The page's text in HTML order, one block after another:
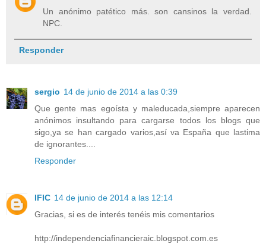
Un anónimo patético más. son cansinos la verdad.
NPC.
Responder
sergio 14 de junio de 2014 a las 0:39
Que gente mas egoísta y maleducada,siempre aparecen
anónimos insultando para cargarse todos los blogs que
sigo,ya se han cargado varios,así va España que lastima
de ignorantes....
Responder
IFIC 14 de junio de 2014 a las 12:14
Gracias, si es de interés tenéis mis comentarios
http://independenciafinancieraic.blogspot.com.es